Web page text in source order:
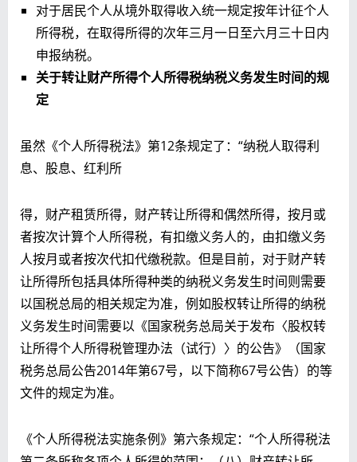
对于居民个人从境外取得收入统一规定按年计征个人
所得税，在取得所得的次年三月一日至六月三十日内
申报纳税。
关于转让财产所得个人所得税纳税义务发生时间的规
定
虽然《个人所得税法》第12条规定了：“纳税人取得利
息、股息、红利所
得，财产租赁所得，财产转让所得和偶然所得，按月或
者按次计算个人所得税，有扣缴义务人的，由扣缴义务
人按月或者按次代扣代缴税款。但是目前，对于财产转
让所得所包括具体所得种类的纳税义务发生时间则需要
以国税总局的相关规定为准，例如股权转让所得的纳税
义务发生时间需要以《国家税务总局关于发布〈股权转
让所得个人所得税管理办法（试行）〉的公告》（国家
税务总局公告2014年第67号，以下简称67号公告）的等
文件的规定为准。
《个人所得税法实施条例》第六条规定：“个人所得税法